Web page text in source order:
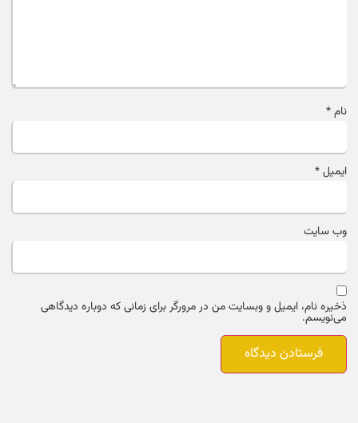
نام*
ایمیل*
وب‌ سایت
ذخیره نام، ایمیل و وبسایت من در مرورگر برای زمانی که دوباره دیدگاهی
می‌نویسم.